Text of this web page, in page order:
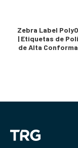
Zebra Label
| Etiquetas de
de Alta